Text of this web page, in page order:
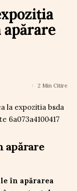
2 Min Citire
apărare
în apărarea